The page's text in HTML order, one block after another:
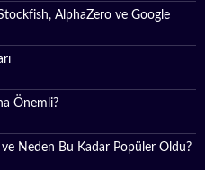
AlphaZero ve Google
Önemli?
Neden Bu Kadar Popüler Oldu?